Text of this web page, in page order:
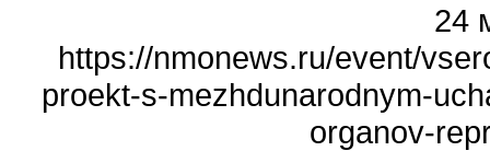
24
https://nmonews.ru/event/
proekt-s-mezhdunarodnym-
organov-